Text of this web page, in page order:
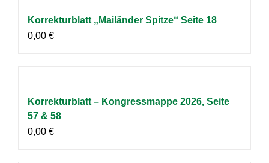
Korrekturblatt „Mailänder Spitze“ Seite 18
0,00 €
Korrekturblatt – Kongressmappe 2026, Seite
57 & 58
0,00 €